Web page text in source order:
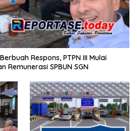
Respons, PTPN III Mulai
Remunerasi SPBUN SGN